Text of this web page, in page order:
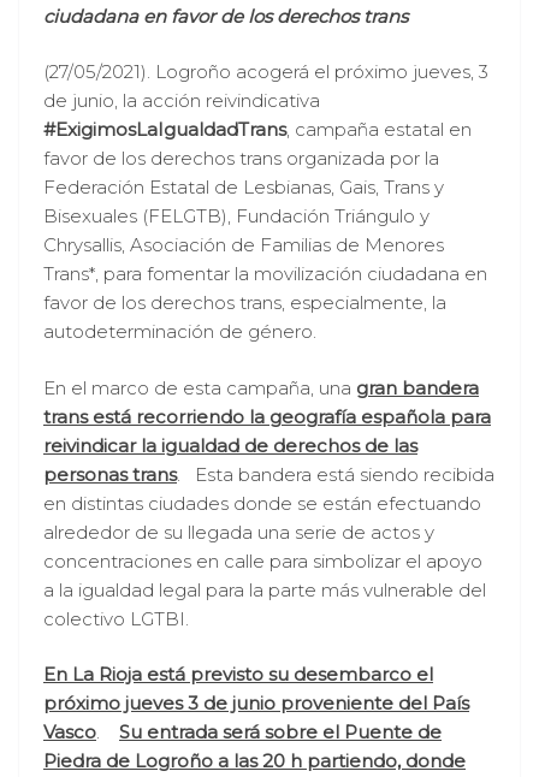
ciudadana en favor de los derechos trans
(27/05/2021). Logroño acogerá el próximo jueves, 3
de junio, la acción reivindicativa
#ExigimosLaIgualdadTrans, campaña estatal en
favor de los derechos trans organizada por la
Federación Estatal de Lesbianas, Gais, Trans y
Bisexuales (FELGTB), Fundación Triángulo y
Chrysallis, Asociación de Familias de Menores
Trans*, para fomentar la movilización ciudadana en
favor de los derechos trans, especialmente, la
autodeterminación de género.
En el marco de esta campaña, una gran bandera
trans está recorriendo la geografía española para
reivindicar la igualdad de derechos de las
personas trans. Esta bandera está siendo recibida
en distintas ciudades donde se están efectuando
alrededor de su llegada una serie de actos y
concentraciones en calle para simbolizar el apoyo
a la igualdad legal para la parte más vulnerable del
colectivo LGTBI.
En La Rioja está previsto su desembarco el
próximo jueves 3 de junio proveniente del País
Vasco. Su entrada será sobre el Puente de
Piedra de Logroño a las 20 h partiendo, donde